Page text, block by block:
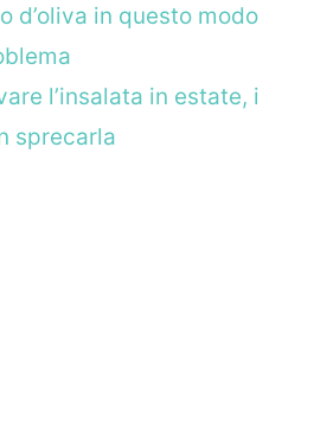
d’oliva in questo modo
l’insalata in estate, i
sprecarla